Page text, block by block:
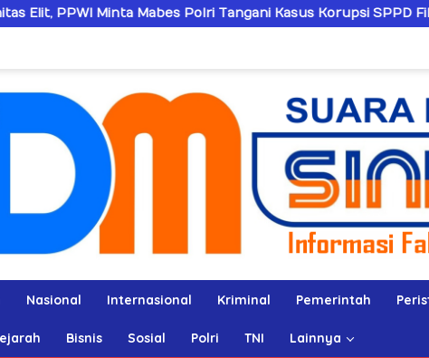
Polri Tangani Kasus Korupsi SPPD Fiktif DPRD Riau
Nasional Internasional Kriminal Pemerintah
Bisnis Sosial Polri TNI Lainnya